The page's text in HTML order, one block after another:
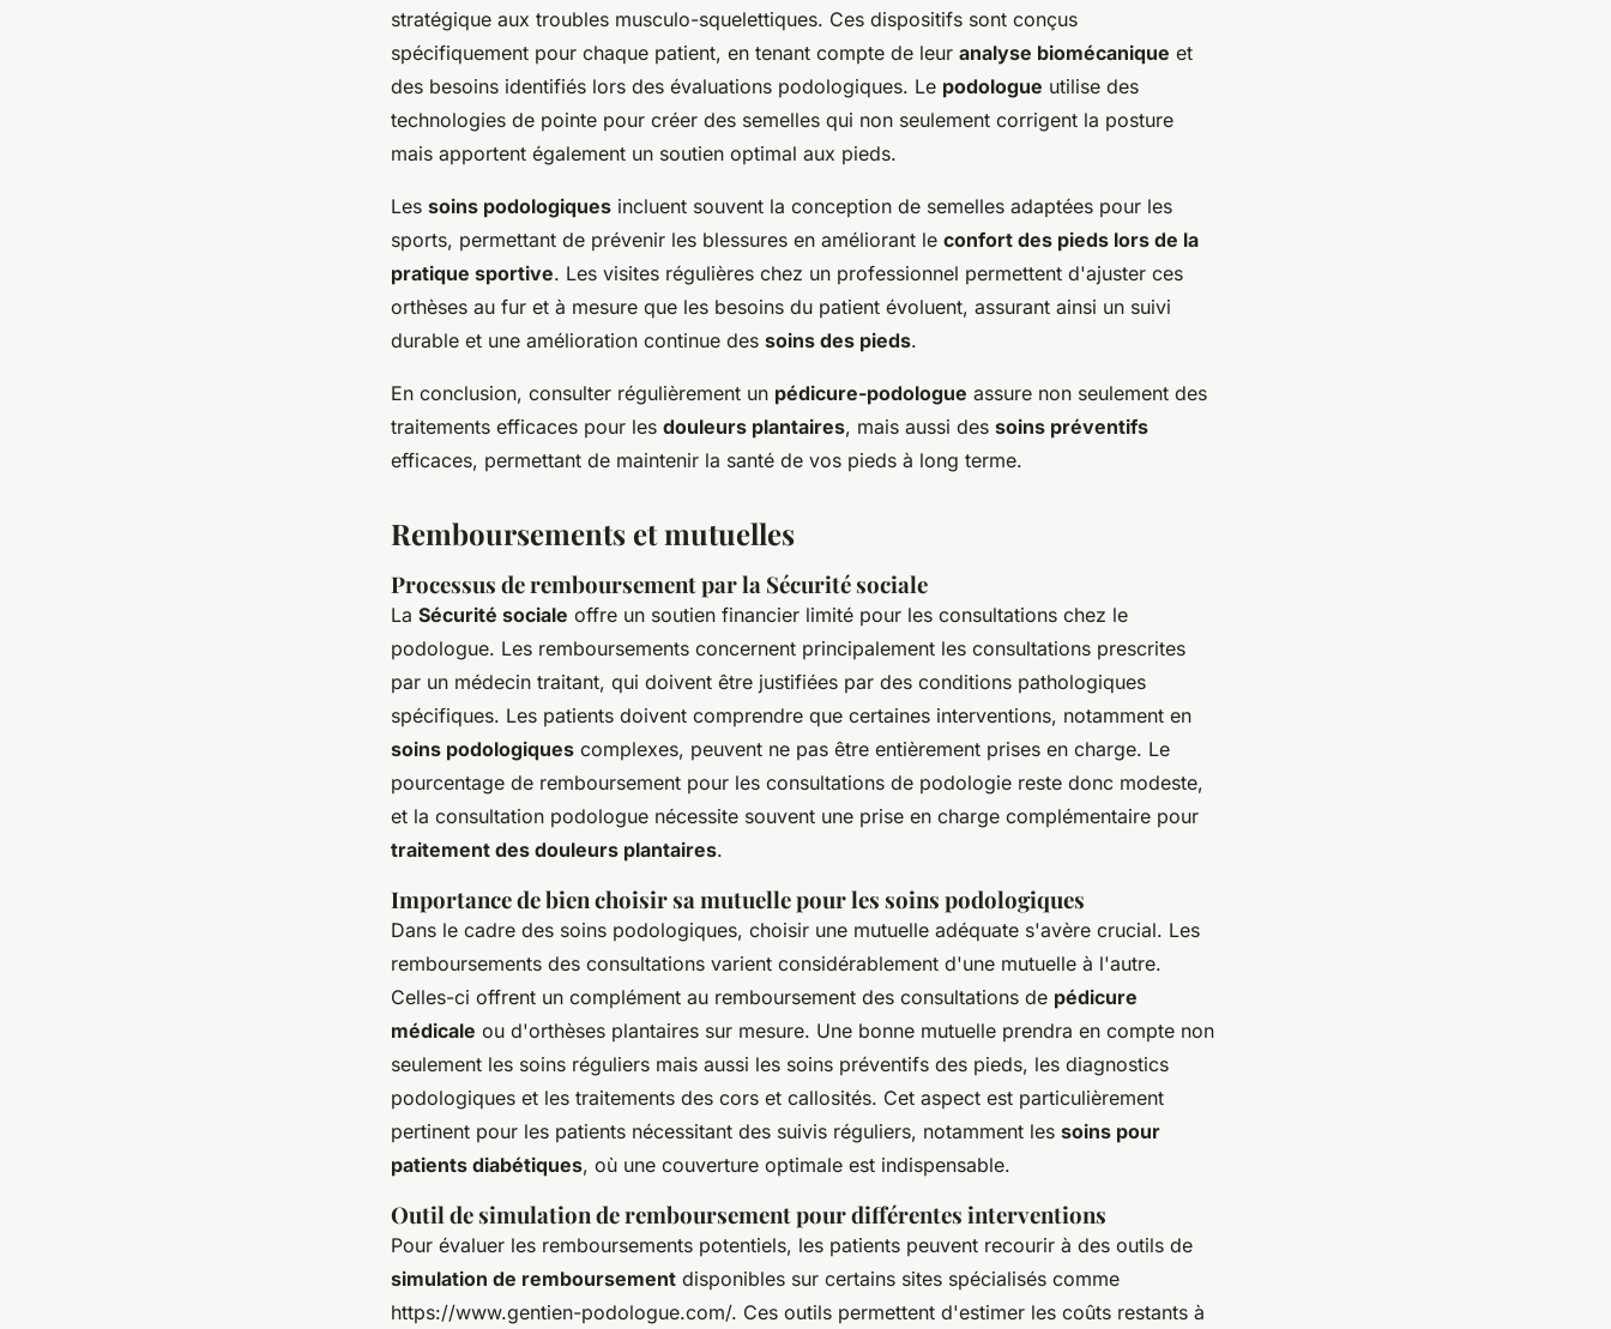
stratégique aux troubles musculo-squelettiques. Ces dispositifs sont conçus
spécifiquement pour chaque patient, en tenant compte de leur analyse biomécanique et
des besoins identifiés lors des évaluations podologiques. Le podologue utilise des
technologies de pointe pour créer des semelles qui non seulement corrigent la posture
mais apportent également un soutien optimal aux pieds.
Les soins podologiques incluent souvent la conception de semelles adaptées pour les
sports, permettant de prévenir les blessures en améliorant le confort des pieds lors de la
pratique sportive. Les visites régulières chez un professionnel permettent d'ajuster ces
orthèses au fur et à mesure que les besoins du patient évoluent, assurant ainsi un suivi
durable et une amélioration continue des soins des pieds.
En conclusion, consulter régulièrement un pédicure-podologue assure non seulement des
traitements efficaces pour les douleurs plantaires, mais aussi des soins préventifs
efficaces, permettant de maintenir la santé de vos pieds à long terme.
Remboursements et mutuelles
Processus de remboursement par la Sécurité sociale
La Sécurité sociale offre un soutien financier limité pour les consultations chez le
podologue. Les remboursements concernent principalement les consultations prescrites
par un médecin traitant, qui doivent être justifiées par des conditions pathologiques
spécifiques. Les patients doivent comprendre que certaines interventions, notamment en
soins podologiques complexes, peuvent ne pas être entièrement prises en charge. Le
pourcentage de remboursement pour les consultations de podologie reste donc modeste,
et la consultation podologue nécessite souvent une prise en charge complémentaire pour
traitement des douleurs plantaires.
Importance de bien choisir sa mutuelle pour les soins podologiques
Dans le cadre des soins podologiques, choisir une mutuelle adéquate s'avère crucial. Les
remboursements des consultations varient considérablement d'une mutuelle à l'autre.
Celles-ci offrent un complément au remboursement des consultations de pédicure
médicale ou d'orthèses plantaires sur mesure. Une bonne mutuelle prendra en compte non
seulement les soins réguliers mais aussi les soins préventifs des pieds, les diagnostics
podologiques et les traitements des cors et callosités. Cet aspect est particulièrement
pertinent pour les patients nécessitant des suivis réguliers, notamment les soins pour
patients diabétiques, où une couverture optimale est indispensable.
Outil de simulation de remboursement pour différentes interventions
Pour évaluer les remboursements potentiels, les patients peuvent recourir à des outils de
simulation de remboursement disponibles sur certains sites spécialisés comme
https://www.gentien-podologue.com/. Ces outils permettent d'estimer les coûts restants à